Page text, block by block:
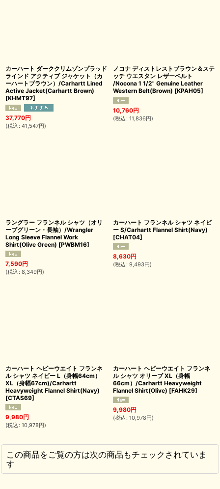
カーハート ダーククリムゾンプラッド
ラインド アクティブ ジャケット（カ
ーハートブラウン）/Carhartt Lined
Active Jacket(Carhartt Brown)
[KHMT97]
37,770円
(税込 : 41,547円)
ノコナ ディストレストブラウン＆ステ
ッチ ウエスタン レザーベルト
/Nocona 1 1/2" Genuine Leather
Western Belt(Brown) [KPAH05]
10,760円
(税込 : 11,836円)
ラングラー フランネル シャツ（オリ
ーブグリーン・長袖）/Wrangler
Long Sleeve Flannel Work
Shirt(Olive Green) [PWBM16]
7,590円
(税込 : 8,349円)
カーハート フランネル シャツ ネイビ
ー S/Carhartt Flannel Shirt(Navy)
[CHAT04]
8,630円
(税込 : 9,493円)
カーハート ヘビーウエイト フランネ
ル シャツ ネイビー L（身幅64cm）
XL（身幅67cm)/Carhartt
Heavyweight Flannel Shirt(Navy)
[CTAS69]
9,980円
(税込 : 10,978円)
カーハート ヘビーウエイト フランネ
ル シャツ オリーブ XL（身幅
66cm）/Carhartt Heavyweight
Flannel Shirt(Olive) [FAHK29]
9,980円
(税込 : 10,978円)
この商品をご覧の方は次の商品もチェックされていま
す